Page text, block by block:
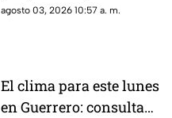
algunas zonas del estado.
agosto 03, 2026 10:57 a. m.
El clima para este lunes
en Guerrero: consulta